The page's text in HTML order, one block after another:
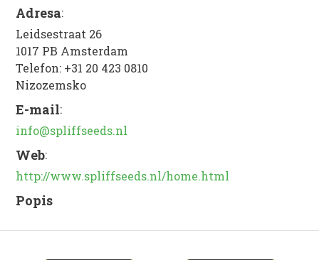
Adresa:
Leidsestraat 26
1017 PB Amsterdam
Telefon: +31 20 423 0810
Nizozemsko
E-mail:
info@spliffseeds.nl
Web:
http://www.spliffseeds.nl/home.html
Popis